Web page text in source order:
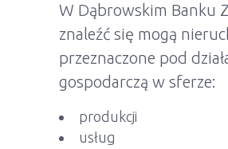
W Dąbrowskim Banku
znaleźć się mogą
przeznaczone pod
gospodarczą w sferze:
produkcji
usług